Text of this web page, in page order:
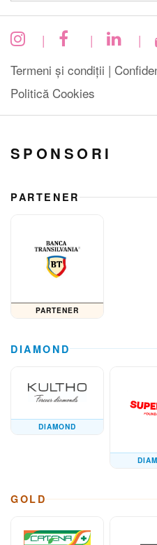
| | |
Termeni și condiții |
Politică Cookies
SPONSORI
PARTENER
PARTENER
DIAMOND
DIAMOND
GOLD